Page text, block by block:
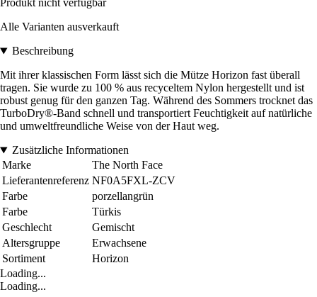
Produkt nicht verfügbar
Alle Varianten ausverkauft
Beschreibung
Mit ihrer klassischen Form lässt sich die Mütze Horizon fast überall
tragen. Sie wurde zu 100 % aus recyceltem Nylon hergestellt und ist
robust genug für den ganzen Tag. Während des Sommers trocknet das
TurboDry®-Band schnell und transportiert Feuchtigkeit auf natürliche
und umweltfreundliche Weise von der Haut weg.
Zusätzliche Informationen
Marke
The North Face
Lieferantenreferenz NF0A5FXL-ZCV
Farbe
porzellangrün
Farbe
Türkis
Geschlecht
Gemischt
Altersgruppe
Erwachsene
Sortiment
Horizon
Loading...
Loading...